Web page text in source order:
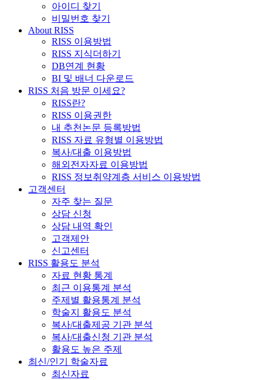
아이디 찾기
비밀번호 찾기
About RISS
RISS 이용방법
RISS 지식더하기
DB연계 현황
BI 및 배너 다운로드
RISS 처음 방문 이세요?
RISS란?
RISS 이용권한
내 추천논문 등록방법
RISS 자료 유형별 이용방법
복사/대출 이용방법
해외전자자료 이용방법
RISS 정보취약계층 서비스 이용방법
고객센터
자주 찾는 질문
상담 신청
상담 내역 확인
고객제안
신고센터
RISS 활용도 분석
자료 현황 통계
최근 이용통계 분석
주제별 활용통계 분석
학술지 활용도 분석
복사/대출제공 기관 분석
복사/대출신청 기관 분석
활용도 높은 주제
최신/인기 학술자료
최신자료